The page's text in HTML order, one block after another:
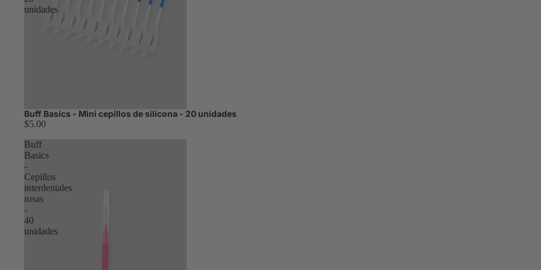
unidades
Buff Basics - Mini cepillos de silicona - 20 unidades
$5.00
Buff
Basics
-
Cepillos
interdentales
rosas
-
40
unidades